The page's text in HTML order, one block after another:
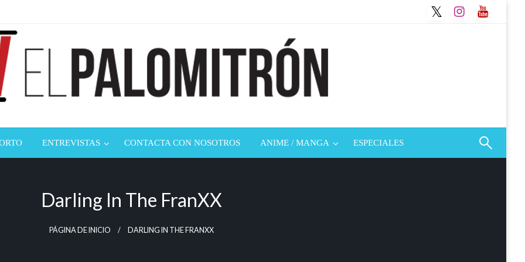
ENTREVISTAS CONTACTA CON NOSOTROS ANIME / MANGA ESPECIALES
Darling In The FranXX
PÁGINA DE INICIO DARLING IN THE FRANXX